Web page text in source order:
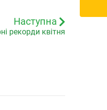
Наступна
рекорди квітня